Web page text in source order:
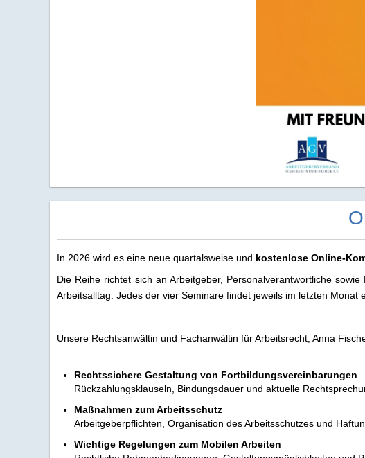
In 2026 wird es eine neue quartalsweise und kostenlose Online-
Die Reihe richtet sich an Arbeitgeber, Personalverantwortliche
Arbeitsalltag. Jedes der vier Seminare findet jeweils im letzten
Unsere Rechtsanwältin und Fachanwältin für Arbeitsrecht, Anna
Rechtssichere Gestaltung von Fortbildungsvereinbarungen
Rückzahlungsklauseln, Bindungsdauer und aktuelle
Maßnahmen zum Arbeitsschutz
Arbeitgeberpflichten, Organisation des Arbeitsschutzes und
Wichtige Regelungen zum Mobilen Arbeiten